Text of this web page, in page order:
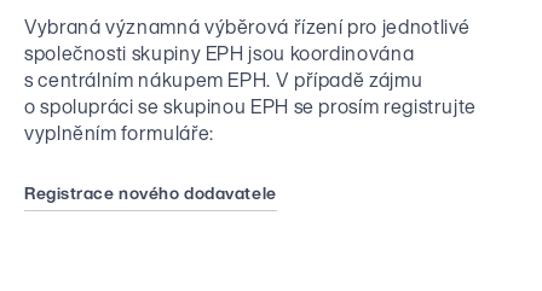
Nadace EP Group
Nadace podporující pozůstalé rodiny a seniory v nouzi.
Přehled společností
Investiční projekty
Stanovy
Články
ESG politiky
Finanční dokumenty
Dluhopisy EPH Financing CZ
Dluhopisy EPH Financing International
Výběrová řízení
Registrace nového dodavatele
Kontakt pro dodavatele
Média
Tiskové zprávy
Ke stažení
Kontakt pro média
CS EN
Vybraná významná výběrová řízení pro jednotlivé
společnosti skupiny EPH jsou koordinována
s centrálním nákupem EPH. V případě zájmu
o spolupráci se skupinou EPH se prosím registrujte
vyplněním formuláře:
Registrace nového dodavatele